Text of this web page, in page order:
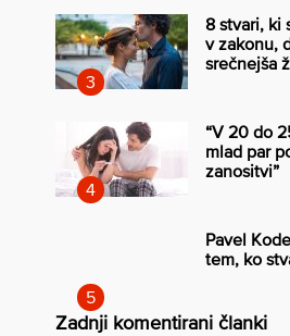
8 stvari, ki
v zakonu,
srečnejša
“V 20 do
mlad par
zanositvi”
Pavel
tem, ko
Zadnji komentirani članki